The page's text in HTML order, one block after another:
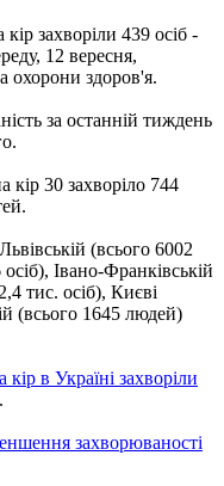
захворіли 439 осіб -
12 вересня,
охорони здоров'я.
за останній тиждень
кір 30 захворіло 744
(всього 6002
Івано-Франківській
тис. осіб), Києві
(всього 1645 людей)
кір в Україні захворіли
захворюваності